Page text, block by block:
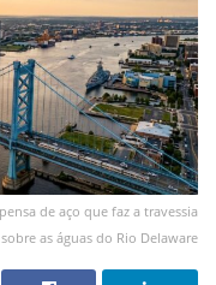
de aço que faz a travessia
sobre as águas do Rio Delaware